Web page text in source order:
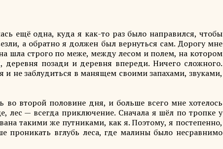
ещё одна, куда я как-то раз было направился, чтобы
а обратно я должен был вернуться сам. Дорогу мне
шла строго по меже, между лесом и полем, на котором
деревня позади и деревня впереди. Ничего сложного.
не заблудиться в манящем своими запахами, звуками,
второй половине дня, и больше всего мне хотелось
— всегда приключение. Сначала я шёл по тропке у
такими же путниками, как я. Поэтому, я постепенно,
проникать вглубь леса, где малины было несравнимо